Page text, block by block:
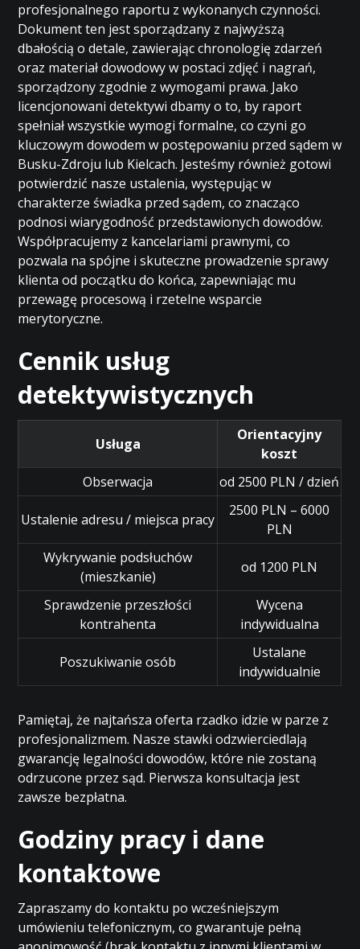
profesjonalnego raportu z wykonanych czynności.
Dokument ten jest sporządzany z najwyższą
dbałością o detale, zawierając chronologię zdarzeń
oraz materiał dowodowy w postaci zdjęć i nagrań,
sporządzony zgodnie z wymogami prawa. Jako
licencjonowani detektywi dbamy o to, by raport
spełniał wszystkie wymogi formalne, co czyni go
kluczowym dowodem w postępowaniu przed sądem w
Busku-Zdroju lub Kielcach. Jesteśmy również gotowi
potwierdzić nasze ustalenia, występując w
charakterze świadka przed sądem, co znacząco
podnosi wiarygodność przedstawionych dowodów.
Współpracujemy z kancelariami prawnymi, co
pozwala na spójne i skuteczne prowadzenie sprawy
klienta od początku do końca, zapewniając mu
przewagę procesową i rzetelne wsparcie
merytoryczne.
Cennik usług
detektywistycznych
Usługa
Orientacyjny
koszt
Obserwacja
od 2500 PLN / dzień
Ustalenie adresu / miejsca pracy
2500 PLN – 6000
PLN
Wykrywanie podsłuchów
(mieszkanie)
od 1200 PLN
Sprawdzenie przeszłości
kontrahenta
Wycena
indywidualna
Poszukiwanie osób
Ustalane
indywidualnie
Pamiętaj, że najtańsza oferta rzadko idzie w parze z
profesjonalizmem. Nasze stawki odzwierciedlają
gwarancję legalności dowodów, które nie zostaną
odrzucone przez sąd. Pierwsza konsultacja jest
zawsze bezpłatna.
Godziny pracy i dane
kontaktowe
Zapraszamy do kontaktu po wcześniejszym
umówieniu telefonicznym, co gwarantuje pełną